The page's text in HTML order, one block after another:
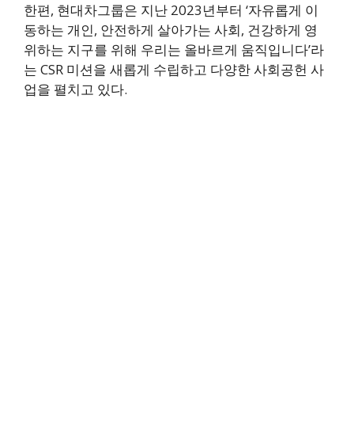
한편, 현대차그룹은 지난 2023년부터 ‘자유롭게 이
동하는 개인, 안전하게 살아가는 사회, 건강하게 영
위하는 지구를 위해 우리는 올바르게 움직입니다’라
는 CSR 미션을 새롭게 수립하고 다양한 사회공헌 사
업을 펼치고 있다.